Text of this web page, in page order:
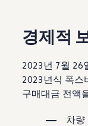
경제적
2023년 7월 26
2023년식 폭스
구매대금 전액
차량